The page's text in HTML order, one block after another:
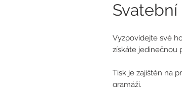
Svatební
Vyzpovídejte své
získáte jedinečnou
Tisk je zajištěn na
gramáži.